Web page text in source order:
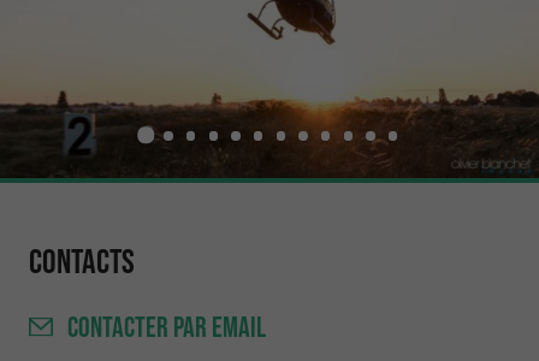
Contacts
CONTACTER PAR EMAIL